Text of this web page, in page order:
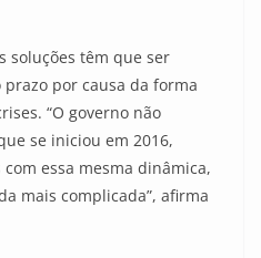
soluções têm que ser
por causa da forma
“O governo não
se iniciou em 2016,
essa mesma dinâmica,
mais complicada”, afirma